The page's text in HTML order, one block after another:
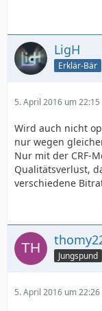
LigH
Erklär-Bär
5. April 2016 um 22:15
Wird auch nicht
nur wegen
Nur mit der CRF-
Qualitätsverlust,
verschiedene
Jungspund
5. April 2016 um 22:26